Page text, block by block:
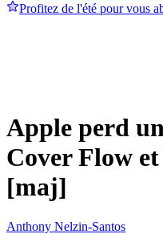
Profitez de l'été pour vous
Apple perd
Cover Flow
[maj]
Anthony Nelzin-Santos